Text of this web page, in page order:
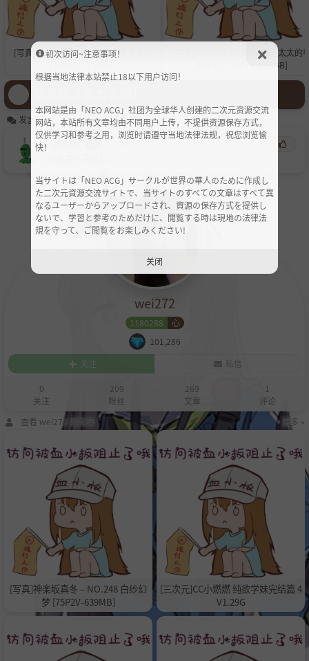
[写真]yuuhui玉汇 (Kokuhui) 家养女仆
[写真]yuuhui玉汇 (Kokuhui) 太太的春
游计划 [128P2V-1.23GB]
发言区
DRkky
心
2个月前
wei272
1180288
心
101,286
关注
私信
0
关注
209
粉丝
269
文章
1
评论
查看 wei272 的文章
更多 »
[写真]神楽坂真冬 – NO.248 白纱幻
梦 [75P2V-639MB]
[三次元]CC小燃燃 纯欲学妹完结篇 4
V1.29G
初次访问~注意事项！
根据当地法律本站禁止18以下用户访问！
本网站是由「NEO ACG」社团为全球华人创建的二次元资源交流
网站，本站所有文章均由不同用户上传，不提供资源保存方式，
仅供学习和参考之用，浏览时请遵守当地法律法规，祝您浏览愉
快！
当サイトは「NEO ACG」サークルが世界の華人のために作成し
た二次元資源交流サイトで、当サイトのすべての文章はすべて異
なるユーザーからアップロードされ、資源の保存方式を提供し
ないで、学習と参考のためだけに、閲覧する時は現地の法律法
規を守って、ご閲覧をお楽しみください!
关闭